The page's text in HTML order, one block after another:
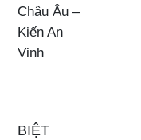
Châu Âu –
Kiến An
Vinh
BIỆT